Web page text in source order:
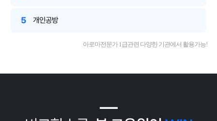
5 개인공방
아로마전문가 1급관련 다양한 기관에서 활용가능!